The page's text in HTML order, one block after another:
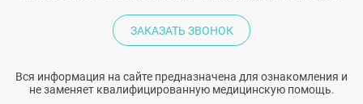
ЗАКАЗАТЬ ЗВОНОК
Вся информация на сайте предназначена для ознакомления и
не заменяет квалифицированную медицинскую помощь.